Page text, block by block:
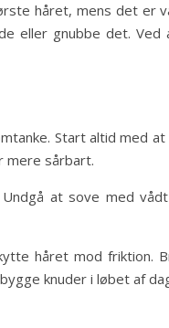
håret, mens det er
gnubbe det. Ved
Start altid med
mere sårbart.
at sove med
håret mod friktion.
knuder i løbet af